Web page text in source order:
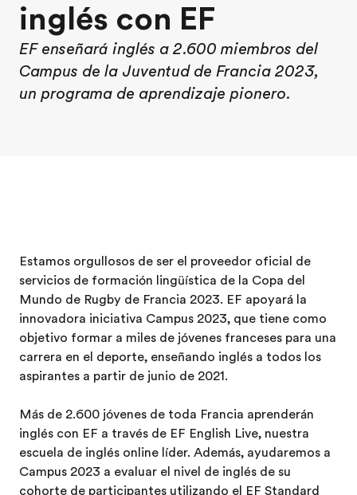
Uníte al equipo
inglés con EF
EF enseñará inglés a 2.600 miembros del
Campus de la Juventud de Francia 2023,
un programa de aprendizaje pionero.
Estamos orgullosos de ser el proveedor oficial de
servicios de formación lingüística de la Copa del
Mundo de Rugby de Francia 2023. EF apoyará la
innovadora iniciativa Campus 2023, que tiene como
objetivo formar a miles de jóvenes franceses para una
carrera en el deporte, enseñando inglés a todos los
aspirantes a partir de junio de 2021.
Más de 2.600 jóvenes de toda Francia aprenderán
inglés con EF a través de EF English Live, nuestra
escuela de inglés online líder. Además, ayudaremos a
Campus 2023 a evaluar el nivel de inglés de su
cohorte de participantes utilizando el EF Standard